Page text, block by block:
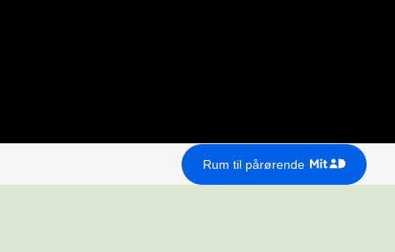
Rum til pårørende